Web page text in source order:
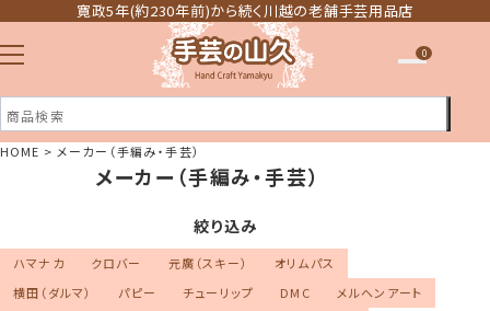
寛政5年(約230年前)から続く川越の老舗手芸用品店
注文履歴
ほしい物リスト
0
HOME メーカー（手編み・手芸）
メーカー（手編み・手芸）
絞り込み
ハマナカ クロバー 元廣（スキー）
オリムパス
横田（ダルマ）
パピー チューリップ DMC
メルヘンアート